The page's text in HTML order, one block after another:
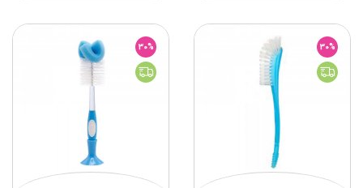
30%
30%